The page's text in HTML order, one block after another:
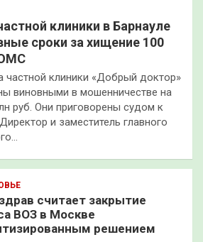
клиники в Барнауле
сроки за хищение 100
частной клиники «Добрый доктор»
виновными в мошенничестве на
руб. Они приговорены судом к
и заместитель главного
считает закрытие
ВОЗ в Москве
решением